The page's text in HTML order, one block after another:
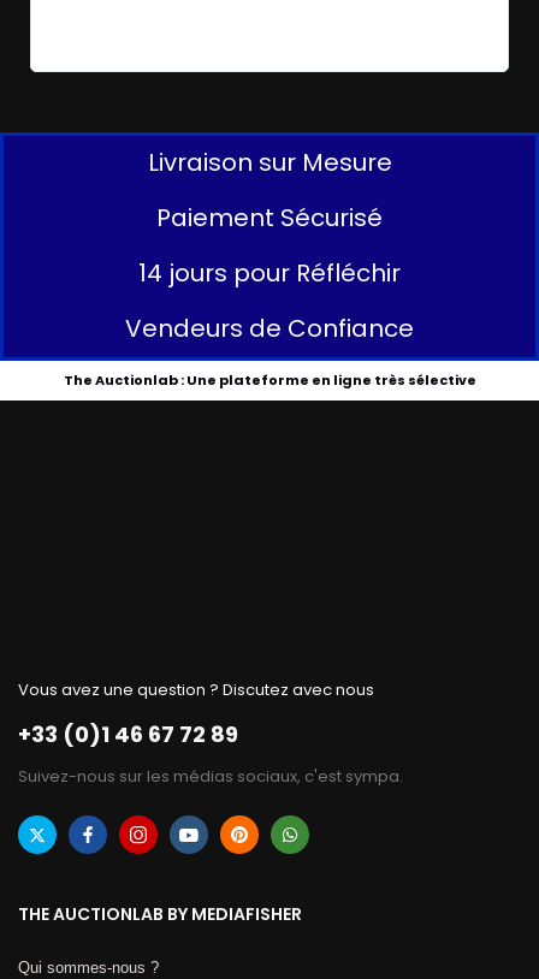
Livraison sur Mesure
Paiement Sécurisé
14 jours pour Réfléchir
Vendeurs de Confiance
The Auctionlab : Une plateforme en ligne très sélective
Vous avez une question ? Discutez avec nous
+33 (0)1 46 67 72 89
Suivez-nous sur les médias sociaux, c'est sympa.
THE AUCTIONLAB BY MEDIAFISHER
Qui sommes-nous ?